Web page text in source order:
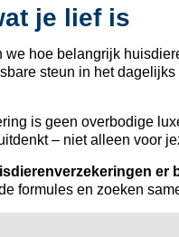
je lief is
hoe belangrijk
steun in het
is geen overbodige
– niet alleen voor
er
formules en zoeken